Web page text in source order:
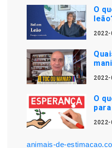
O
O
animais-de-